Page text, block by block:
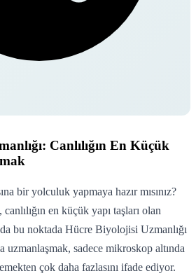
Canlılığın En Küçük
bir yolculuk yapmaya hazır mısınız?
en küçük yapı taşları olan
bu noktada Hücre Biyolojisi Uzmanlığı
sadece mikroskop altında
çok daha fazlasını ifade ediyor.